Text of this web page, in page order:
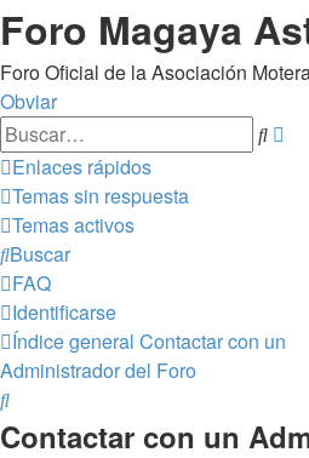
Foro Magaya
Foro Oficial de la Asociación
Obviar
Enlaces rápidos
Temas sin respuesta
Temas activos
Buscar
FAQ
Identificarse
Índice general Contactar con un
Administrador del Foro
Buscar
Contactar con un